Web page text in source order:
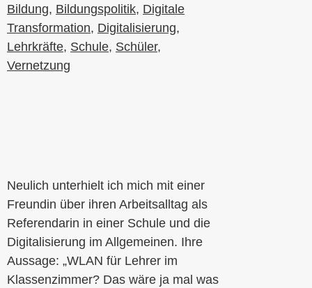
Bildung, Bildungspolitik, Digitale
Transformation, Digitalisierung,
Lehrkräfte, Schule, Schüler,
Vernetzung
Neulich unterhielt ich mich mit einer
Freundin über ihren Arbeitsalltag als
Referendarin in einer Schule und die
Digitalisierung im Allgemeinen. Ihre
Aussage: „WLAN für Lehrer im
Klassenzimmer? Das wäre ja mal was